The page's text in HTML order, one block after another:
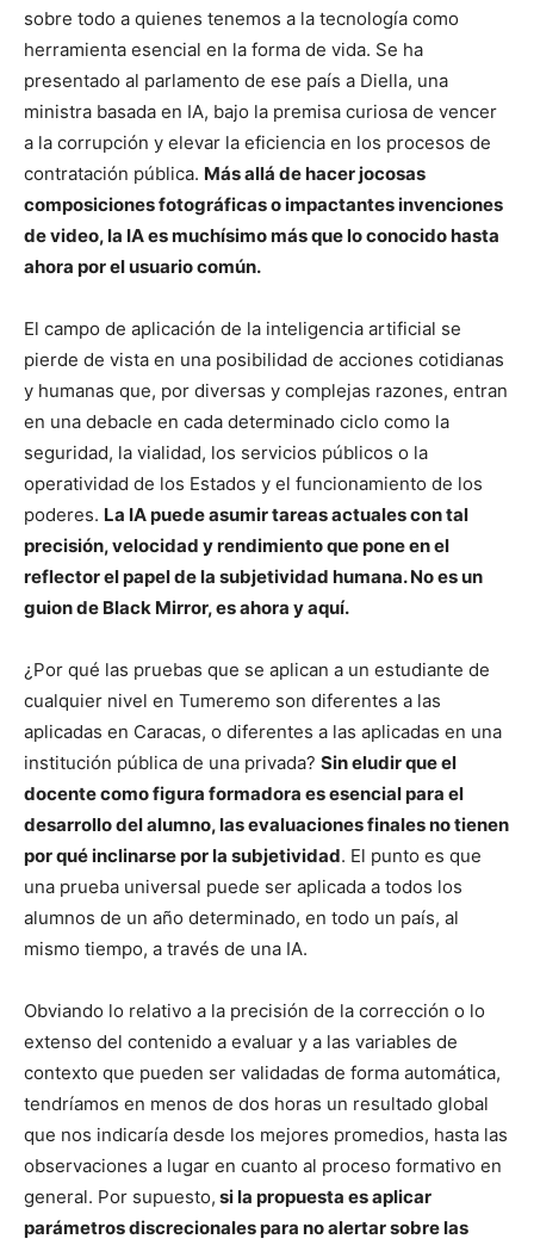
sobre todo a quienes tenemos a la tecnología como
herramienta esencial en la forma de vida. Se ha
presentado al parlamento de ese país a Diella, una
ministra basada en IA, bajo la premisa curiosa de vencer
a la corrupción y elevar la eficiencia en los procesos de
contratación pública. Más allá de hacer jocosas
composiciones fotográficas o impactantes invenciones
de video, la IA es muchísimo más que lo conocido hasta
ahora por el usuario común.
El campo de aplicación de la inteligencia artificial se
pierde de vista en una posibilidad de acciones cotidianas
y humanas que, por diversas y complejas razones, entran
en una debacle en cada determinado ciclo como la
seguridad, la vialidad, los servicios públicos o la
operatividad de los Estados y el funcionamiento de los
poderes. La IA puede asumir tareas actuales con tal
precisión, velocidad y rendimiento que pone en el
reflector el papel de la subjetividad humana. No es un
guion de Black Mirror, es ahora y aquí.
¿Por qué las pruebas que se aplican a un estudiante de
cualquier nivel en Tumeremo son diferentes a las
aplicadas en Caracas, o diferentes a las aplicadas en una
institución pública de una privada? Sin eludir que el
docente como figura formadora es esencial para el
desarrollo del alumno, las evaluaciones finales no tienen
por qué inclinarse por la subjetividad. El punto es que
una prueba universal puede ser aplicada a todos los
alumnos de un año determinado, en todo un país, al
mismo tiempo, a través de una IA.
Obviando lo relativo a la precisión de la corrección o lo
extenso del contenido a evaluar y a las variables de
contexto que pueden ser validadas de forma automática,
tendríamos en menos de dos horas un resultado global
que nos indicaría desde los mejores promedios, hasta las
observaciones a lugar en cuanto al proceso formativo en
general. Por supuesto, si la propuesta es aplicar
parámetros discrecionales para no alertar sobre las